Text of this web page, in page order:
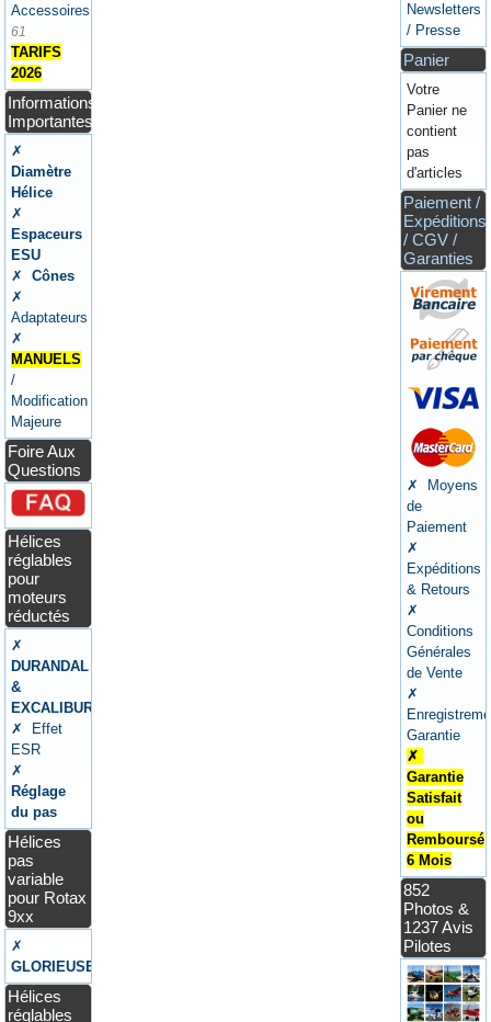
Accessoires
61
TARIFS
2026
Informations
Importantes
✗
Diamètre
Hélice
✗
Espaceurs
ESU
✗
Cônes
✗
Adaptateurs
✗
MANUELS
/
Modification
Majeure
Foire Aux
Questions
Hélices
réglables
pour
moteurs
réductés
✗
DURANDAL
&
EXCALIBUR
✗ Effet
ESR
✗
Réglage
du pas
Hélices
pas
variable
pour Rotax
9xx
✗
GLORIEUSE
Hélices
réglables
Newsletters
/ Presse
Panier
Votre
Panier ne
contient
pas
d'articles
Paiement /
Expéditions
/ CGV /
Garanties
✗ Moyens
de
Paiement
✗
Expéditions
& Retours
✗
Conditions
Générales
de Vente
✗
Garantie
✗
Garantie
Satisfait
ou
Remboursé
6 Mois
852
Photos &
1237 Avis
Pilotes